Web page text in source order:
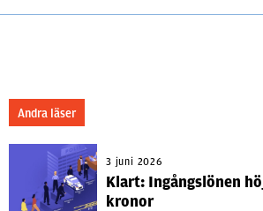
Andra läser
3 juni 2026
Klart: Ingångslönen
kronor